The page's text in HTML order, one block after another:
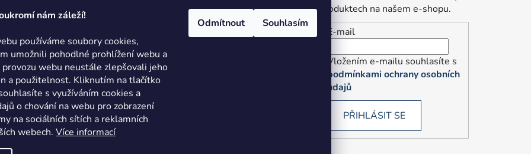
nám záleží!
používáme soubory cookies,
umožnili pohodlné prohlížení webu a
provozu webu neustále zlepšovali jeho
a použitelnost. Kliknutím na tlačítko
s využíváním cookies a
o chování na webu pro zobrazení
na sociálních sítích a reklamních
webech. Více informací
Odmítnout Souhlasím
+420 735 078 409
Podmínky ochrany osobních údajů
Režim Dovolená
Hodnocení obchodu
produktech na našem e-shopu.
E-mail
Vložením e-mailu souhlasíte s
podmínkami ochrany osobních
údajů
PŘIHLÁSIT SE